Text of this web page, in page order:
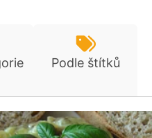
Podle štítků